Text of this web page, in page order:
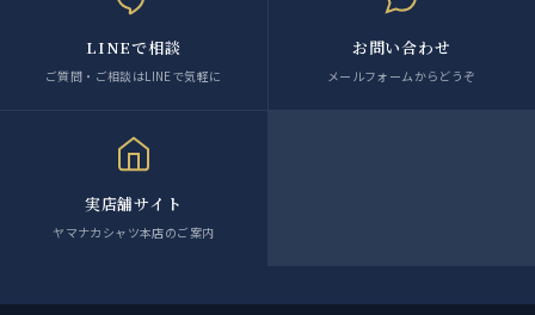
LINEで相談
ご質問・ご相談はLINEで気軽に
お問い合わせ
メールフォームからどうぞ
実店舗サイト
ヤマナカシャツ本店のご案内